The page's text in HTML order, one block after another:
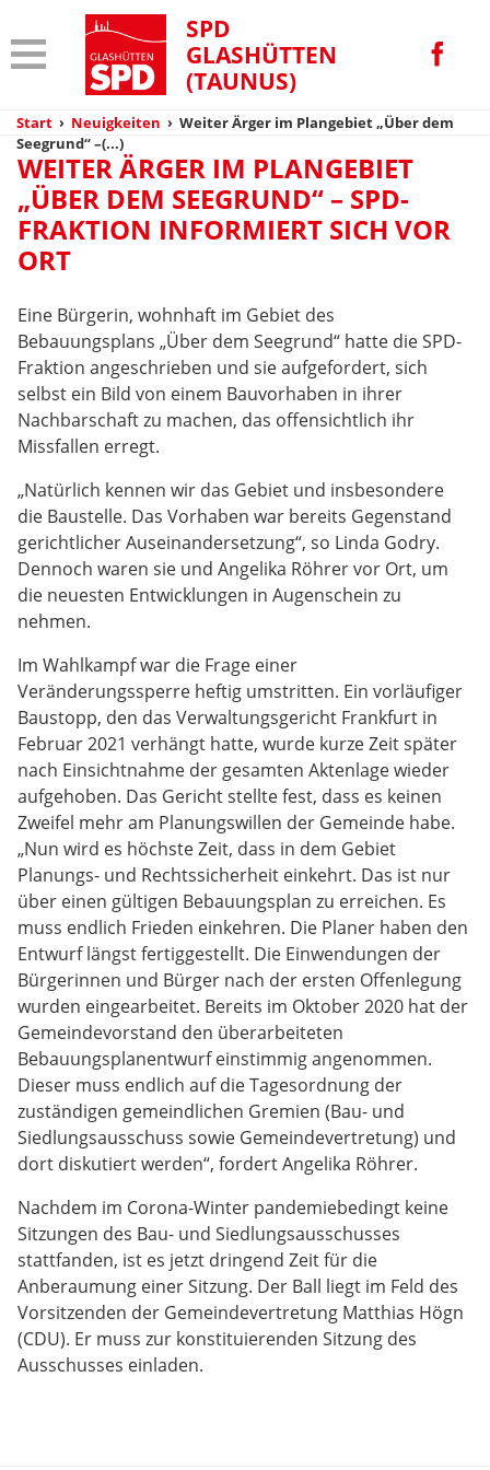
SPD
GLASHÜTTEN
(TAUNUS)
Start › Neuigkeiten › Weiter Ärger im Plangebiet „Über dem
Seegrund“ –(...)
WEITER ÄRGER IM PLANGEBIET
„ÜBER DEM SEEGRUND“ – SPD-
FRAKTION INFORMIERT SICH VOR
ORT
Eine Bürgerin, wohnhaft im Gebiet des
Bebauungsplans „Über dem Seegrund“ hatte die SPD-
Fraktion angeschrieben und sie aufgefordert, sich
selbst ein Bild von einem Bauvorhaben in ihrer
Nachbarschaft zu machen, das offensichtlich ihr
Missfallen erregt.
„Natürlich kennen wir das Gebiet und insbesondere
die Baustelle. Das Vorhaben war bereits Gegenstand
gerichtlicher Auseinandersetzung“, so Linda Godry.
Dennoch waren sie und Angelika Röhrer vor Ort, um
die neuesten Entwicklungen in Augenschein zu
nehmen.
Im Wahlkampf war die Frage einer
Veränderungssperre heftig umstritten. Ein vorläufiger
Baustopp, den das Verwaltungsgericht Frankfurt in
Februar 2021 verhängt hatte, wurde kurze Zeit später
nach Einsichtnahme der gesamten Aktenlage wieder
aufgehoben. Das Gericht stellte fest, dass es keinen
Zweifel mehr am Planungswillen der Gemeinde habe.
„Nun wird es höchste Zeit, dass in dem Gebiet
Planungs- und Rechtssicherheit einkehrt. Das ist nur
über einen gültigen Bebauungsplan zu erreichen. Es
muss endlich Frieden einkehren. Die Planer haben den
Entwurf längst fertiggestellt. Die Einwendungen der
Bürgerinnen und Bürger nach der ersten Offenlegung
wurden eingearbeitet. Bereits im Oktober 2020 hat der
Gemeindevorstand den überarbeiteten
Bebauungsplanentwurf einstimmig angenommen.
Dieser muss endlich auf die Tagesordnung der
zuständigen gemeindlichen Gremien (Bau- und
Siedlungsausschuss sowie Gemeindevertretung) und
dort diskutiert werden“, fordert Angelika Röhrer.
Nachdem im Corona-Winter pandemiebedingt keine
Sitzungen des Bau- und Siedlungsausschusses
stattfanden, ist es jetzt dringend Zeit für die
Anberaumung einer Sitzung. Der Ball liegt im Feld des
Vorsitzenden der Gemeindevertretung Matthias Högn
(CDU). Er muss zur konstituierenden Sitzung des
Ausschusses einladen.